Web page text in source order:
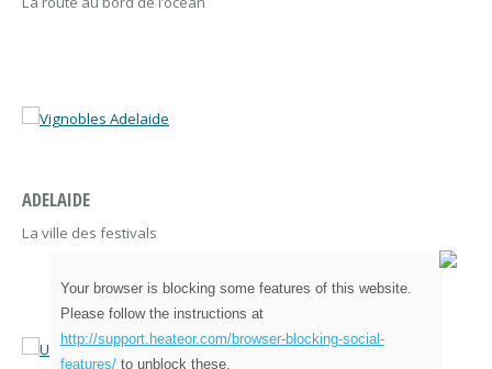
ADELAIDE
La ville des festivals
Your browser is blocking some features of this website.
Please follow the instructions at
http://support.heateor.com/browser-blocking-social-
features/to unblock these.